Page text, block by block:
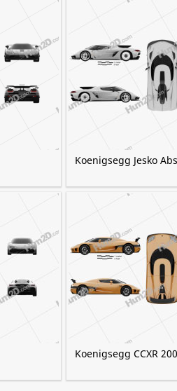
Koenigsegg Jesko
Koenigsegg CCXR